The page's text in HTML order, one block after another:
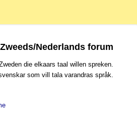
Zweeds/Nederlands forum
die elkaars taal willen spreken.
som vill tala varandras språk.